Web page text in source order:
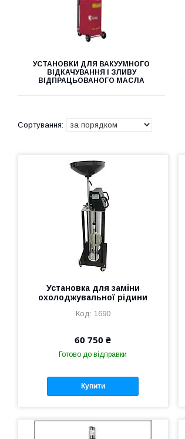
УСТАНОВКИ ДЛЯ ВАКУУМНОГО
ВІДКАЧУВАННЯ І ЗЛИВУ
ВІДПРАЦЬОВАНОГО МАСЛА
Установка для заміни
охолоджувальної рідини
1690
60 750 ₴
Готово до відправки
Купити